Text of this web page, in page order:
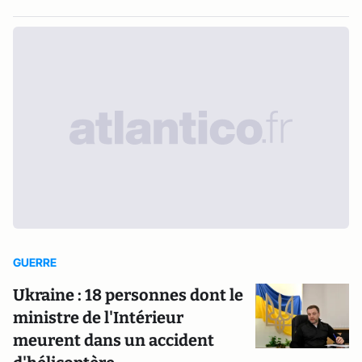
GUERRE
Ukraine : 18 personnes dont le
ministre de l'Intérieur
meurent dans un accident